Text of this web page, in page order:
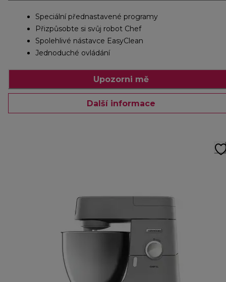
Speciální přednastavené programy
Přizpůsobte si svůj robot Chef
Spolehlivé nástavce EasyClean
Jednoduché ovládání
Upozorni mě
Další informace